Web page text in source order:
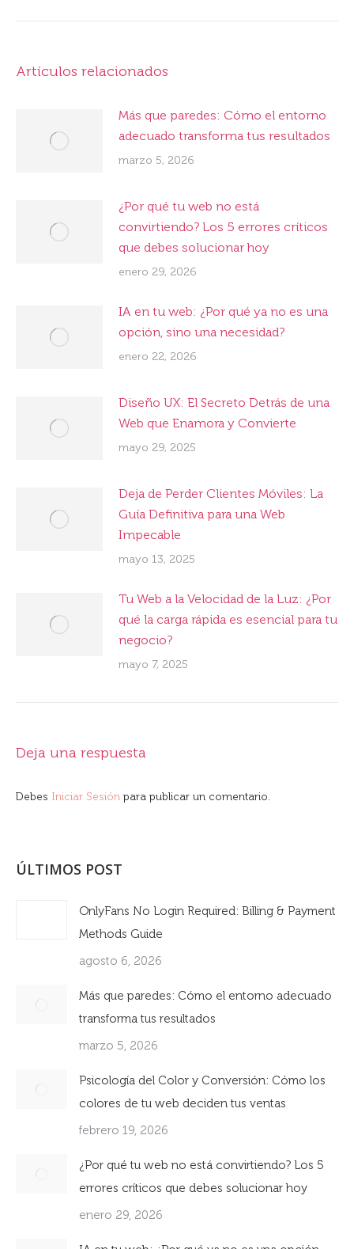
Artículos relacionados
Más que paredes: Cómo el entorno
adecuado transforma tus resultados
marzo 5, 2026
¿Por qué tu web no está
convirtiendo? Los 5 errores críticos
que debes solucionar hoy
enero 29, 2026
IA en tu web: ¿Por qué ya no es una
opción, sino una necesidad?
enero 22, 2026
Diseño UX: El Secreto Detrás de una
Web que Enamora y Convierte
mayo 29, 2025
Deja de Perder Clientes Móviles: La
Guía Definitiva para una Web
Impecable
mayo 13, 2025
Tu Web a la Velocidad de la Luz: ¿Por
qué la carga rápida es esencial para tu
negocio?
mayo 7, 2025
Deja una respuesta
Debes Iniciar Sesión para publicar un comentario.
ÚLTIMOS POST
OnlyFans No Login Required: Billing & Payment
Methods Guide
agosto 6, 2026
Más que paredes: Cómo el entorno adecuado
transforma tus resultados
marzo 5, 2026
Psicología del Color y Conversión: Cómo los
colores de tu web deciden tus ventas
febrero 19, 2026
¿Por qué tu web no está convirtiendo? Los 5
errores críticos que debes solucionar hoy
enero 29, 2026